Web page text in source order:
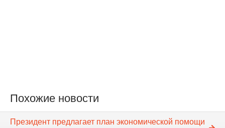
Похожие новости
Президент предлагает план экономической помощи